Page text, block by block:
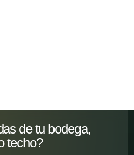
de tu bodega,
techo?